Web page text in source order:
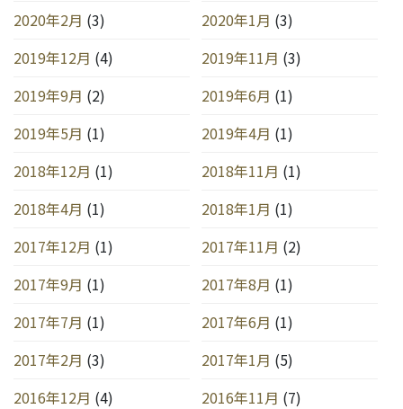
2020年2月 (3) 2020年1月 (3)
2019年12月 (4) 2019年11月 (3)
2019年9月 (2) 2019年6月 (1)
2019年5月 (1) 2019年4月 (1)
2018年12月 (1) 2018年11月 (1)
2018年4月 (1) 2018年1月 (1)
2017年12月 (1) 2017年11月 (2)
2017年9月 (1) 2017年8月 (1)
2017年7月 (1) 2017年6月 (1)
2017年2月 (3) 2017年1月 (5)
2016年12月 (4) 2016年11月 (7)